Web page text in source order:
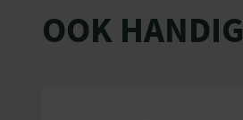
OOK HANDIG